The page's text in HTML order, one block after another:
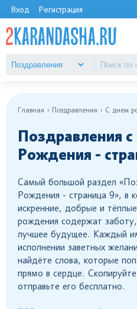
Вход Регистрация
Главная Поздравления С днем
Поздравления
Рождения -
Самый большой раздел
Рождения - страница 9», в
искренние, добрые и
рождения содержат
лучшее будущее. Каждый
исполнении заветных
найдёте слова, которые
прямо в сердце.
отправьте его бесплатно.